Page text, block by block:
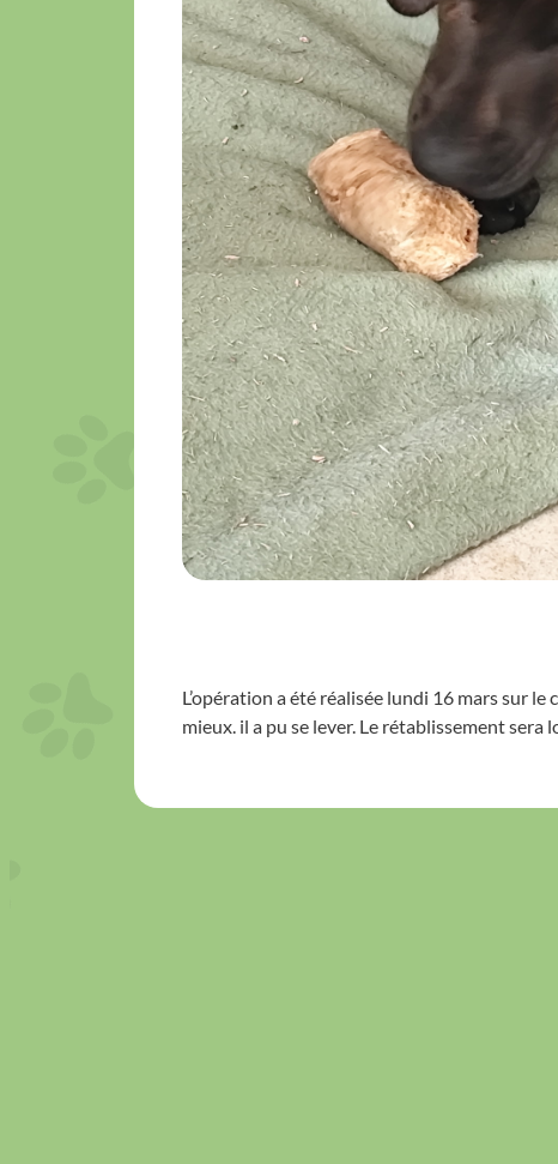
L’opération a été réalisée lundi 16 mars sur
mieux. il a pu se lever. Le rétablissement sera